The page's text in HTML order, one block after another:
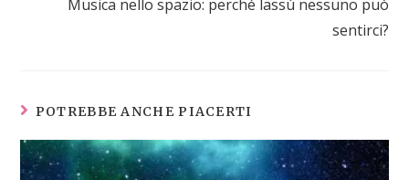
Musica nello spazio: perché lassù nessuno può
sentirci?
POTREBBE ANCHE PIACERTI